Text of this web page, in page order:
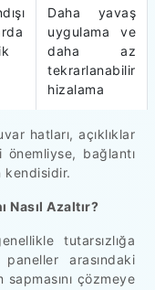
Daha yavaş
uygulama ve
daha az
tekrarlanabilir
hizalama
hatları, açıklıklar
bağlantı
kendisidir.
Nasıl Azaltır?
tutarsızlığa
arasındaki
çözmeye